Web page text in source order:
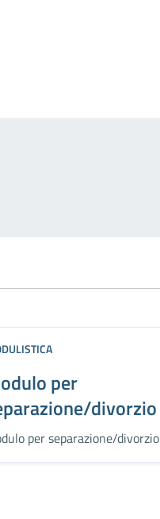
per
divorzio
per separazione/divorzio